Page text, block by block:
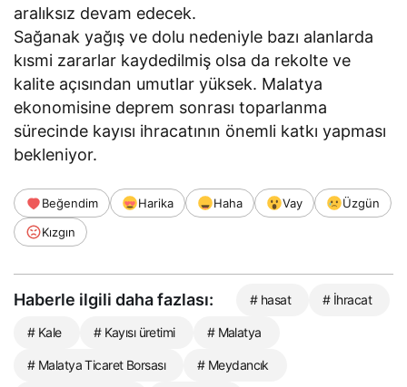
aralıksız devam edecek.
Sağanak yağış ve dolu nedeniyle bazı alanlarda
kısmi zararlar kaydedilmiş olsa da rekolte ve
kalite açısından umutlar yüksek. Malatya
ekonomisine deprem sonrası toparlanma
sürecinde kayısı ihracatının önemli katkı yapması
bekleniyor.
Beğendim Harika Haha Vay
Üzgün
Kızgın
Haberle ilgili daha fazlası: # hasat # İhracat
# Kale # Kayısı üretimi # Malatya
# Malatya Ticaret Borsası # Meydancık